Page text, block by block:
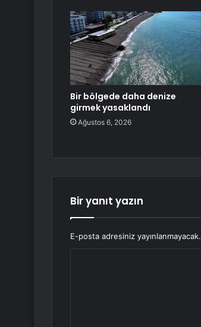
Bir bölgede daha denize
girmek yasaklandı
Ağustos 6, 2026
Bir yanıt yazın
E-posta adresiniz yayınlanmayacak.